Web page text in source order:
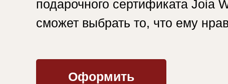
подарочного сертификата Joia
сможет выбрать то, что ему
Оформить